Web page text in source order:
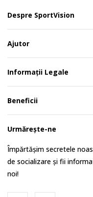
Despre SportVision
Ajutor
Informații Legale
Beneficii
Urmărește-ne
Împărtășim secretele
de socializare și fii
noi!